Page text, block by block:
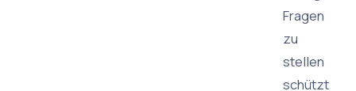
Fragen
zu
stellen
schützt